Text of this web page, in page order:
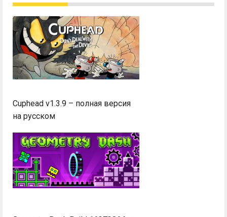
Cuphead v1.3.9 – полная версия
на русском